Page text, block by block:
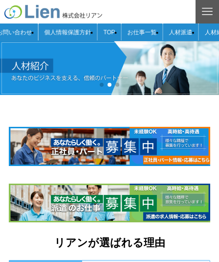
問い合わせ 個人情報保護方針 TOP お仕事一覧 人材派遣 人材
リアンが選ばれる理由